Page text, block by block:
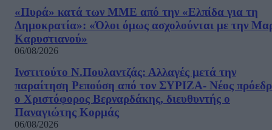
«Πυρά» κατά των ΜΜΕ από την «Ελπίδα για τη
Δημοκρατία»: «Όλοι όμως ασχολούνται με την
Καρυστιανού»
06/08/2026
Ινστιτούτο Ν.Πουλαντζάς: Αλλαγές μετά την
παραίτηση Ρεπούση από τον ΣΥΡΙΖΑ- Νέος
ο Χριστόφορος Βερναρδάκης, διευθυντής ο
Παναγιώτης Κορμάς
06/08/2026